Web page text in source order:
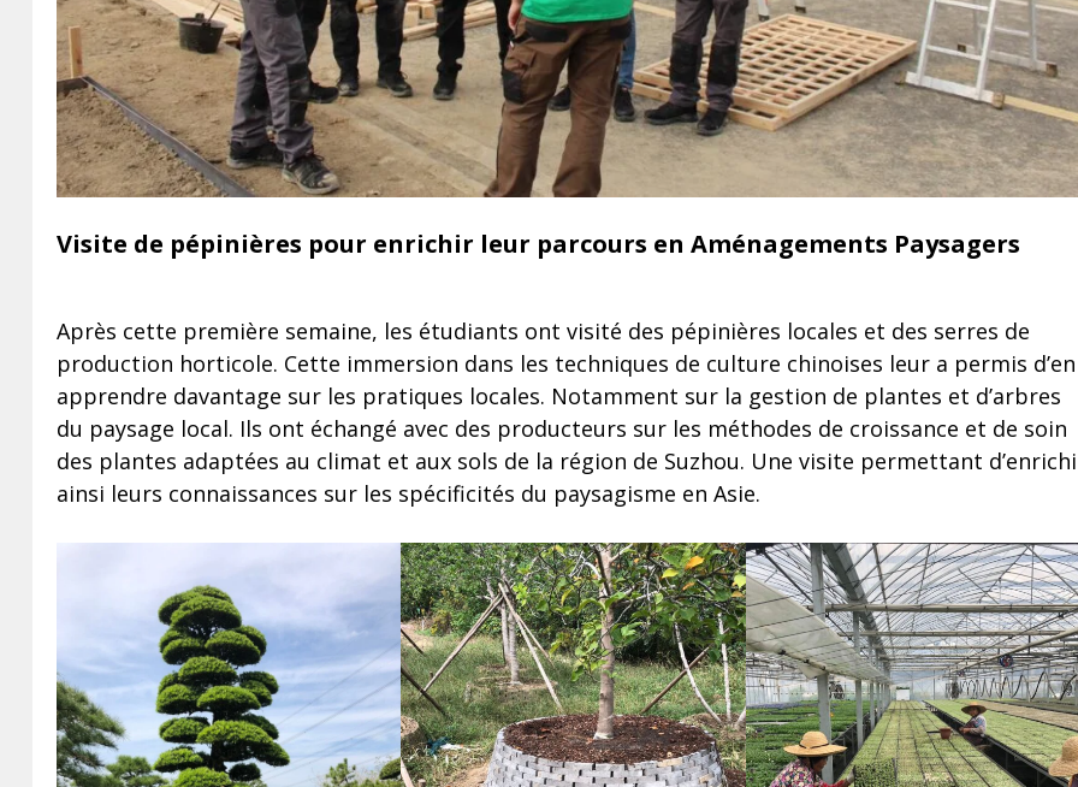
Visite de pépinières pour enrichir leur parcours en Aménagements Paysagers
Après cette première semaine, les étudiants ont visité des pépinières locales et des serres de
production horticole. Cette immersion dans les techniques de culture chinoises leur a permis d’en
apprendre davantage sur les pratiques locales. Notamment sur la gestion de plantes et d’arbres
du paysage local. Ils ont échangé avec des producteurs sur les méthodes de croissance et de soin
des plantes adaptées au climat et aux sols de la région de Suzhou. Une visite permettant
ainsi leurs connaissances sur les spécificités du paysagisme en Asie.